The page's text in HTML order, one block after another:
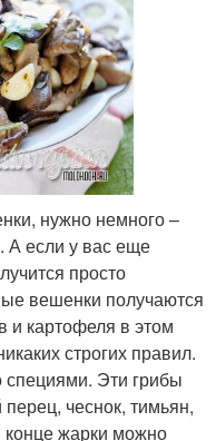
нужно немного –
А если у вас еще
просто
вешенки получаются
и картофеля в этом
строгих правил.
Эти грибы
чеснок, тимьян,
конце жарки можно